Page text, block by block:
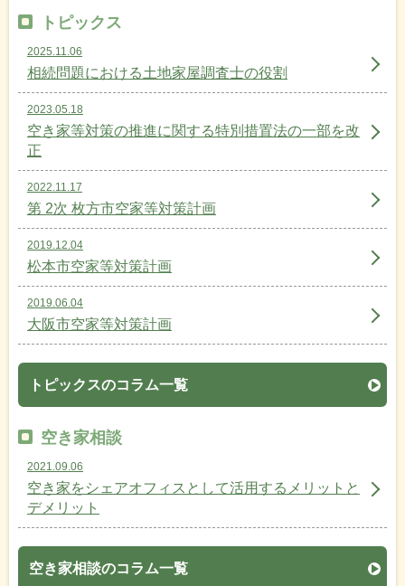
トピックス
2025.11.06
相続問題における土地家屋調査士の役割
2023.05.18
空き家等対策の推進に関する特別措置法の一部を改
正
2022.11.17
第 2次 枚方市空家等対策計画
2019.12.04
松本市空家等対策計画
2019.06.04
大阪市空家等対策計画
トピックスのコラム一覧
空き家相談
2021.09.06
空き家をシェアオフィスとして活用するメリットと
デメリット
空き家相談のコラム一覧